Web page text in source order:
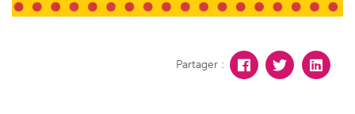
Partager :